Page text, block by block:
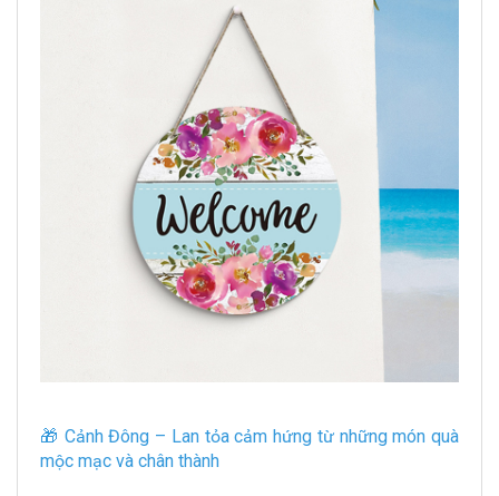
🎁 Cảnh Đông – Lan tỏa cảm hứng từ những món quà
mộc mạc và chân thành